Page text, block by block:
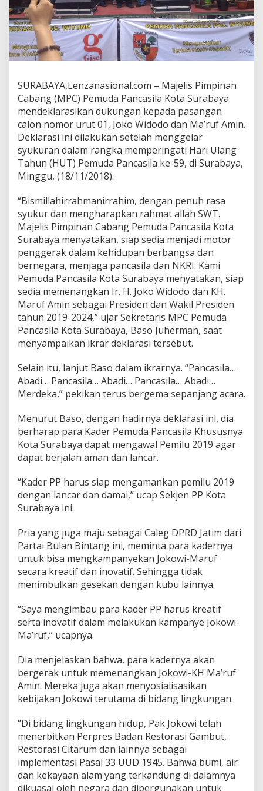
t
a
S
u
r
a
a
y
a
D
e
k
a
r
a
i
u
k
u
n
g
J
o
k
o
w
-
M
'
f
SURABAYA,Lenzanasional.com – Majelis Pimpinan
Cabang (MPC) Pemuda Pancasila Kota Surabaya
mendeklarasikan dukungan kepada pasangan
calon nomor urut 01, Joko Widodo dan Ma’ruf Amin.
Deklarasi ini dilakukan setelah menggelar
syukuran dalam rangka memperingati Hari Ulang
Tahun (HUT) Pemuda Pancasila ke-59, di Surabaya,
Minggu, (18/11/2018).
“Bismillahirrahmanirrahim, dengan penuh rasa
syukur dan mengharapkan rahmat allah SWT.
Majelis Pimpinan Cabang Pemuda Pancasila Kota
Surabaya menyatakan, siap sedia menjadi motor
penggerak dalam kehidupan berbangsa dan
bernegara, menjaga pancasila dan NKRI. Kami
Pemuda Pancasila Kota Surabaya menyatakan, siap
sedia memenangkan Ir. H. Joko Widodo dan KH.
Maruf Amin sebagai Presiden dan Wakil Presiden
tahun 2019-2024,” ujar Sekretaris MPC Pemuda
Pancasila Kota Surabaya, Baso Juherman, saat
menyampaikan ikrar deklarasi tersebut.
Selain itu, lanjut Baso dalam ikrarnya. “Pancasila…
Abadi… Pancasila… Abadi… Pancasila… Abadi…
Merdeka,” pekikan terus bergema sepanjang acara.
Menurut Baso, dengan hadirnya deklarasi ini, dia
berharap para Kader Pemuda Pancasila Khususnya
Kota Surabaya dapat mengawal Pemilu 2019 agar
dapat berjalan aman dan lancar.
“Kader PP harus siap mengamankan pemilu 2019
dengan lancar dan damai,” ucap Sekjen PP Kota
Surabaya ini.
Pria yang juga maju sebagai Caleg DPRD Jatim dari
Partai Bulan Bintang ini, meminta para kadernya
untuk bisa mengkampanyekan Jokowi-Maruf
secara kreatif dan inovatif. Sehingga tidak
menimbulkan gesekan dengan kubu lainnya.
“Saya mengimbau para kader PP harus kreatif
serta inovatif dalam melakukan kampanye Jokowi-
Ma’ruf,” ucapnya.
Dia menjelaskan bahwa, para kadernya akan
bergerak untuk memenangkan Jokowi-KH Ma’ruf
Amin. Mereka juga akan menyosialisasikan
kebijakan Jokowi terutama di bidang lingkungan.
“Di bidang lingkungan hidup, Pak Jokowi telah
menerbitkan Perpres Badan Restorasi Gambut,
Restorasi Citarum dan lainnya sebagai
implementasi Pasal 33 UUD 1945. Bahwa bumi, air
dan kekayaan alam yang terkandung di dalamnya
dikuasai oleh negara dan dipergunakan untuk